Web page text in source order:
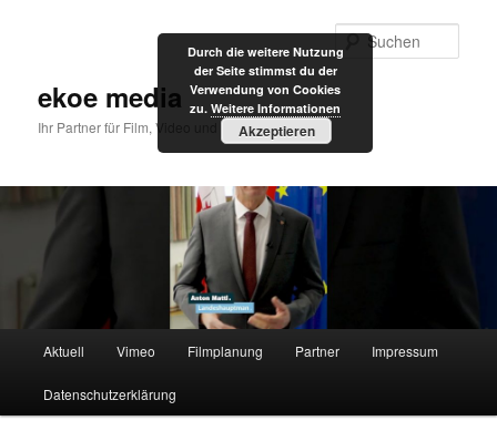
ekoe media
Ihr Partner für Film, Video und Internet
Aktuell Vimeo Filmplanung Partner Impressum
Datenschutzerklärung
Durch die weitere Nutzung
der Seite stimmst du der
Verwendung von Cookies
zu. Weitere Informationen
Akzeptieren